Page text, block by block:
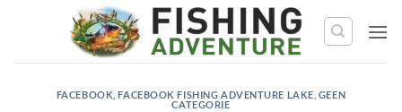
FACEBOOK ,FACEBOOK FISHING ADVENTURE LAKE GEEN
CATEGORIE